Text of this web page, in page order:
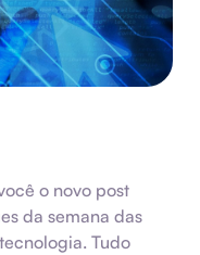
o novo post
da semana das
Tudo